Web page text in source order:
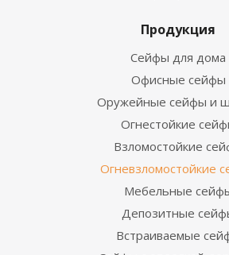
Продукция
Сейфы для дома
Офисные сейфы
Оружейные сейфы и
Огнестойкие
Взломостойкие
Огневзломостойкие
Мебельные
Депозитные
Встраиваемые